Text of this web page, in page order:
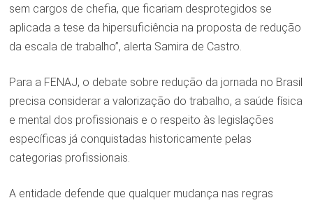
sem cargos de chefia, que ficariam desprotegidos se
aplicada a tese da hipersuficiência na proposta de redução
da escala de trabalho”, alerta Samira de Castro.
Para a FENAJ, o debate sobre redução da jornada no Brasil
precisa considerar a valorização do trabalho, a saúde física
e mental dos profissionais e o respeito às legislações
específicas já conquistadas historicamente pelas
categorias profissionais.
A entidade defende que qualquer mudança nas regras